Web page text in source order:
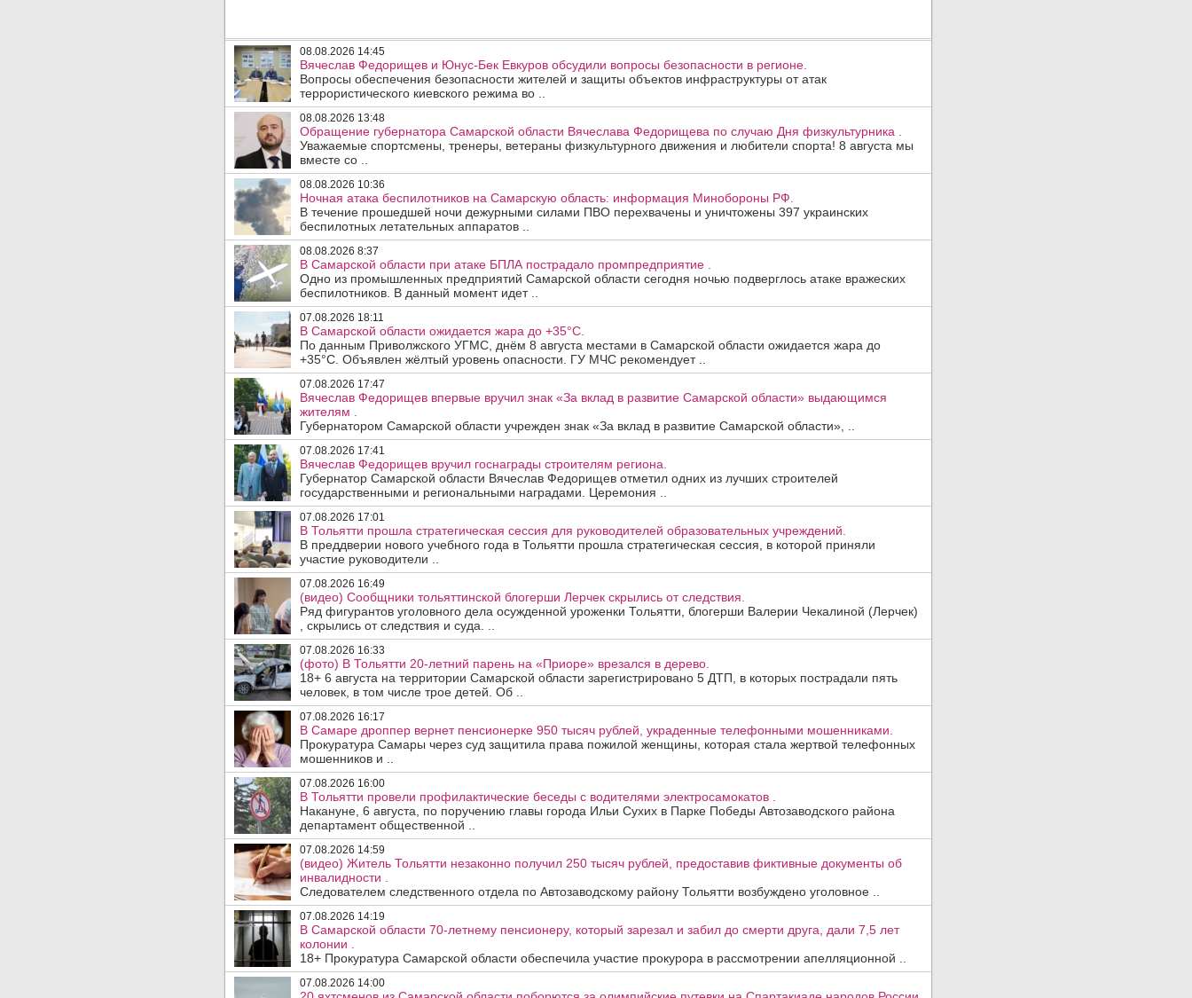
08.08.2026 14:45
Вячеслав Федорищев и Юнус-Бек Евкуров обсудили вопросы безопасности в регионе.
Вопросы обеспечения безопасности жителей и защиты объектов инфраструктуры от атак
террористического киевского режима во ..
08.08.2026 13:48
Обращение губернатора Самарской области Вячеслава Федорищева по случаю Дня физкультурника .
Уважаемые спортсмены, тренеры, ветераны физкультурного движения и любители спорта! 8 августа мы
вместе со ..
08.08.2026 10:36
Ночная атака беспилотников на Самарскую область: информация Минобороны РФ.
В течение прошедшей ночи дежурными силами ПВО перехвачены и уничтожены 397 украинских
беспилотных летательных аппаратов ..
08.08.2026 8:37
В Самарской области при атаке БПЛА пострадало промпредприятие .
Одно из промышленных предприятий Самарской области сегодня ночью подверглось атаке вражеских
беспилотников. В данный момент идет ..
07.08.2026 18:11
В Самарской области ожидается жара до +35°C.
По данным Приволжского УГМС, днём 8 августа местами в Самарской области ожидается жара до
+35°C. Объявлен жёлтый уровень опасности. ГУ МЧС рекомендует ..
07.08.2026 17:47
Вячеслав Федорищев впервые вручил знак «За вклад в развитие Самарской области» выдающимся
жителям .
Губернатором Самарской области учрежден знак «За вклад в развитие Самарской области», ..
07.08.2026 17:41
Вячеслав Федорищев вручил госнаграды строителям региона.
Губернатор Самарской области Вячеслав Федорищев отметил одних из лучших строителей
государственными и региональными наградами. Церемония ..
07.08.2026 17:01
В Тольятти прошла стратегическая сессия для руководителей образовательных учреждений.
В преддверии нового учебного года в Тольятти прошла стратегическая сессия, в которой приняли
участие руководители ..
07.08.2026 16:49
(видео) Сообщники тольяттинской блогерши Лерчек скрылись от следствия.
Ряд фигурантов уголовного дела осужденной уроженки Тольятти, блогерши Валерии Чекалиной (Лерчек)
, скрылись от следствия и суда. ..
07.08.2026 16:33
(фото) В Тольятти 20-летний парень на «Приоре» врезался в дерево.
18+ 6 августа на территории Самарской области зарегистрировано 5 ДТП, в которых пострадали пять
человек, в том числе трое детей. Об ..
07.08.2026 16:17
В Самаре дроппер вернет пенсионерке 950 тысяч рублей, украденные телефонными мошенниками.
Прокуратура Самары через суд защитила права пожилой женщины, которая стала жертвой телефонных
мошенников и ..
07.08.2026 16:00
В Тольятти провели профилактические беседы с водителями электросамокатов .
Накануне, 6 августа, по поручению главы города Ильи Сухих в Парке Победы Автозаводского района
департамент общественной ..
07.08.2026 14:59
(видео) Житель Тольятти незаконно получил 250 тысяч рублей, предоставив фиктивные документы об
инвалидности .
Следователем следственного отдела по Автозаводскому району Тольятти возбуждено уголовное ..
07.08.2026 14:19
В Самарской области 70-летнему пенсионеру, который зарезал и забил до смерти друга, дали 7,5 лет
колонии .
18+ Прокуратура Самарской области обеспечила участие прокурора в рассмотрении апелляционной ..
07.08.2026 14:00